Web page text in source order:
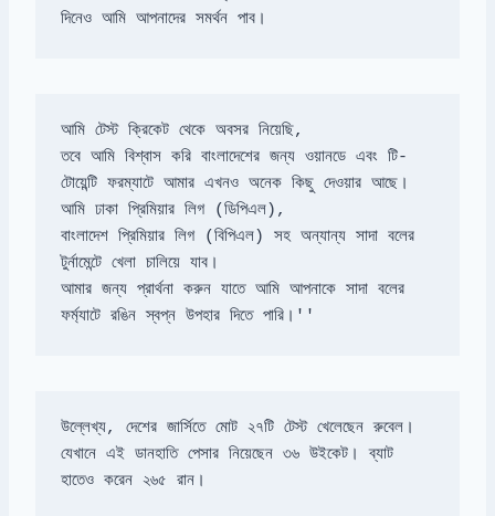
দিনেও আমি আপনাদের সমর্থন পাব।
তবে আমি বিশ্বাস করি বাংলাদেশের জন্য ওয়ানডে এবং টি-
আমি ঢাকা প্রিমিয়ার লিগ (ডিপিএল),
বাংলাদেশ প্রিমিয়ার লিগ (বিপিএল) সহ অন্যান্য সাদা বলের
আমার জন্য প্রার্থনা করুন যাতে আমি আপনাকে সাদা বলের
ফর্ম্যাটে রঙিন স্বপ্ন উপহার দিতে পারি।''
উল্লেখ্য, দেশের জার্সিতে মোট ২৭টি টেস্ট খেলেছেন রুবেল।
যেখানে এই ডানহাতি পেসার নিয়েছেন ৩৬ উইকেট। ব্যাট